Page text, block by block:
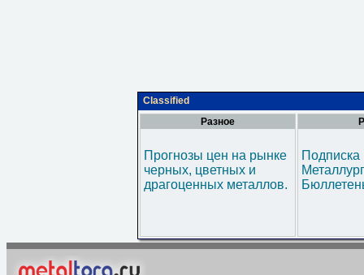
Classified
Разное
Прогнозы цен на рынке
черных, цветных и
драгоценных металлов.